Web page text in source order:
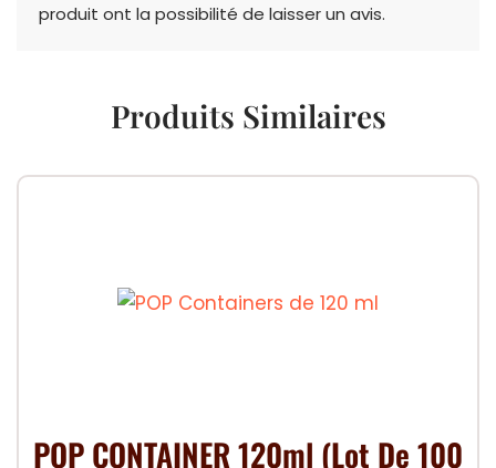
produit ont la possibilité de laisser un avis.
Produits Similaires
POP CONTAINER 120ml (Lot De 100